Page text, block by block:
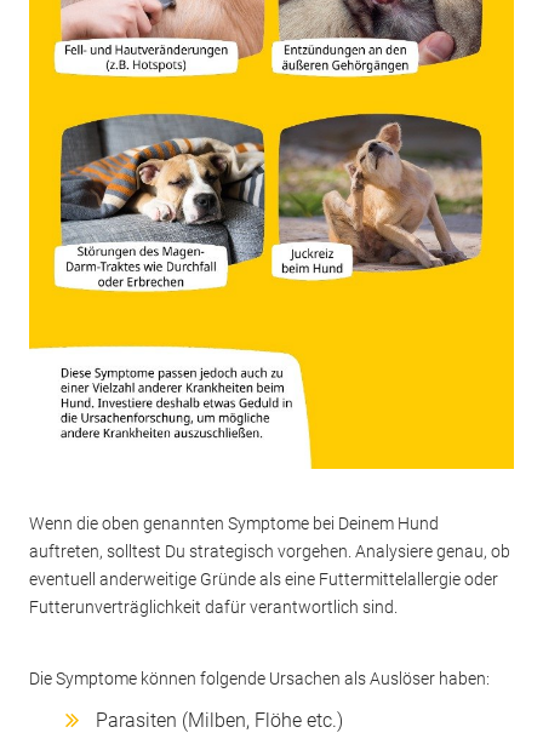
Wenn die oben genannten Symptome bei Deinem Hund
auftreten, solltest Du strategisch vorgehen. Analysiere genau, ob
eventuell anderweitige Gründe als eine Futtermittelallergie oder
Futterunverträglichkeit dafür verantwortlich sind.
Die Symptome können folgende Ursachen als Auslöser haben:
Parasiten (Milben, Flöhe etc.)